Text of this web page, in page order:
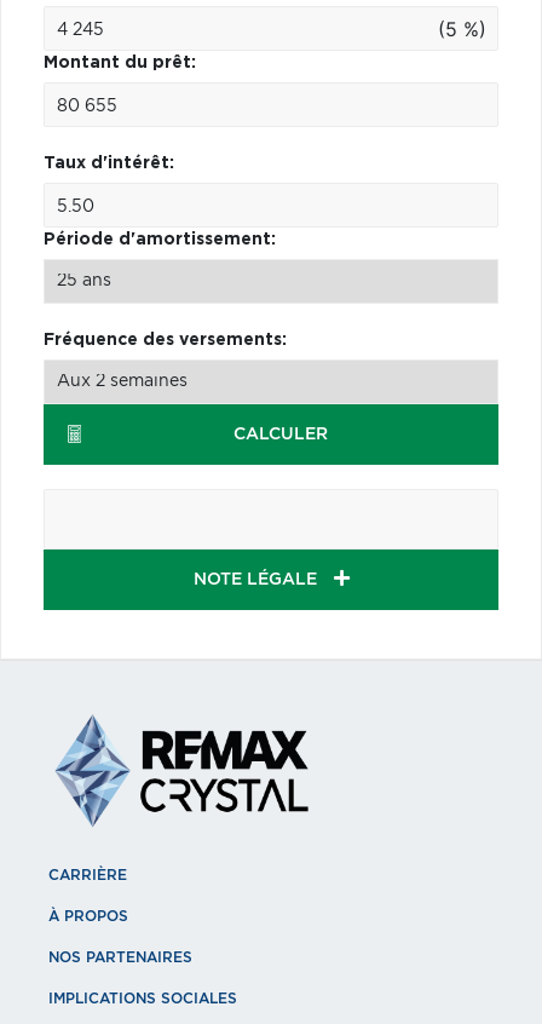
(5 %)
Montant du prêt:
Taux d'intérêt:
Période d'amortissement:
Fréquence des versements:
CALCULER
NOTE LÉGALE
CARRIÈRE
À PROPOS
NOS PARTENAIRES
IMPLICATIONS SOCIALES